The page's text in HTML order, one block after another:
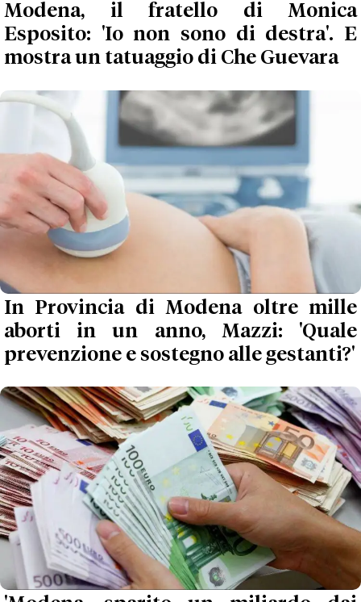
Modena, il fratello di Monica
Esposito: 'Io non sono di destra'. E
mostra un tatuaggio di Che Guevara
In Provincia di Modena oltre mille
aborti in un anno, Mazzi: 'Quale
prevenzione e sostegno alle gestanti?'